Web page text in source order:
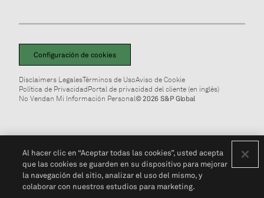
Configuración de cookies
Disclaimers LegalesTérminos de UsoAviso de Cookie
Política de PrivacidadPortal de privacidad del cliente (en inglés)
No Vendan Mi Información Personal© 2026 S&P Global
Al hacer clic en “Aceptar todas las cookies”, usted acepta
que las cookies se guarden en su dispositivo para mejorar
la navegación del sitio, analizar el uso del mismo, y
colaborar con nuestros estudios para marketing.